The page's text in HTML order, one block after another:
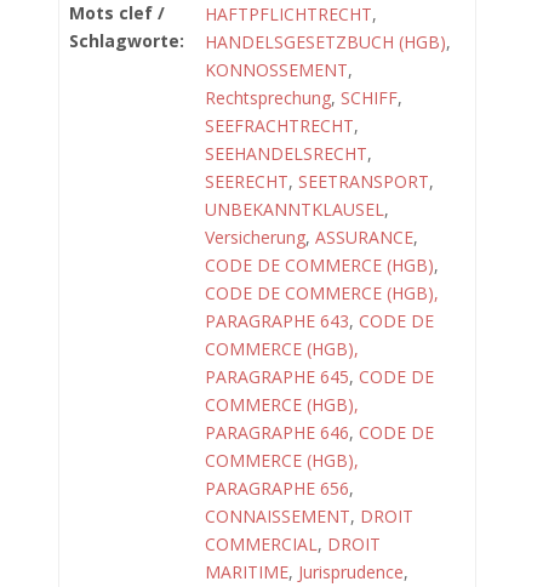
Mots clef /
Schlagworte:
HAFTPFLICHTRECHT,
HANDELSGESETZBUCH (HGB),
KONNOSSEMENT,
Rechtsprechung, SCHIFF,
SEEFRACHTRECHT,
SEEHANDELSRECHT,
SEERECHT, SEETRANSPORT,
UNBEKANNTKLAUSEL,
Versicherung, ASSURANCE,
CODE DE COMMERCE (HGB),
CODE DE COMMERCE (HGB),
PARAGRAPHE 643, CODE DE
COMMERCE (HGB),
PARAGRAPHE 645, CODE DE
COMMERCE (HGB),
PARAGRAPHE 646, CODE DE
COMMERCE (HGB),
PARAGRAPHE 656,
CONNAISSEMENT, DROIT
COMMERCIAL, DROIT
MARITIME, Jurisprudence,